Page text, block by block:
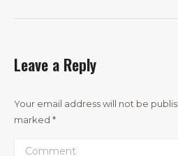
Leave a Reply
Your email address will not be
marked *
Comment